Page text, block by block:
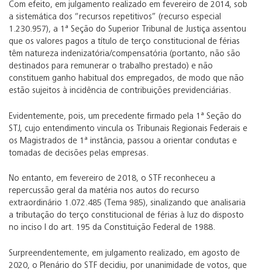
Com efeito, em julgamento realizado em fevereiro de 2014, sob
a sistemática dos “recursos repetitivos” (recurso especial
1.230.957), a 1ª Seção do Superior Tribunal de Justiça assentou
que os valores pagos a título de terço constitucional de férias
têm natureza indenizatória/compensatória (portanto, não são
destinados para remunerar o trabalho prestado) e não
constituem ganho habitual dos empregados, de modo que não
estão sujeitos à incidência de contribuições previdenciárias.
Evidentemente, pois, um precedente firmado pela 1ª Seção do
STJ, cujo entendimento vincula os Tribunais Regionais Federais e
os Magistrados de 1ª instância, passou a orientar condutas e
tomadas de decisões pelas empresas.
No entanto, em fevereiro de 2018, o STF reconheceu a
repercussão geral da matéria nos autos do recurso
extraordinário 1.072.485 (Tema 985), sinalizando que analisaria
a tributação do terço constitucional de férias à luz do disposto
no inciso I do art. 195 da Constituição Federal de 1988.
Surpreendentemente, em julgamento realizado, em agosto de
2020, o Plenário do STF decidiu, por unanimidade de votos, que